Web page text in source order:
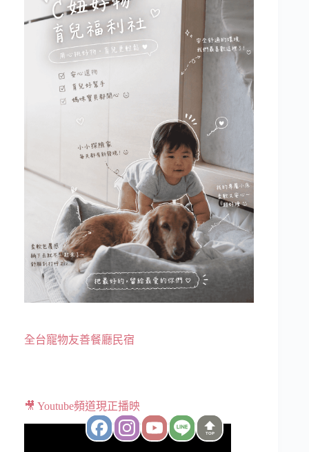
全台寵物友善餐廳民宿
🎥 Youtube頻道現正播映
TOP